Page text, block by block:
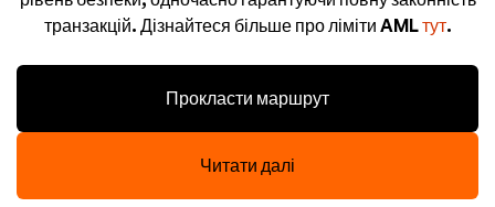
транзакцій. Дізнайтеся більше про ліміти AMLтут.
Прокласти маршрут
Читати далі